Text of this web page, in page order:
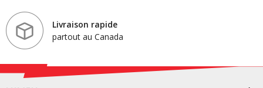
Livraison rapide
partout au Canada